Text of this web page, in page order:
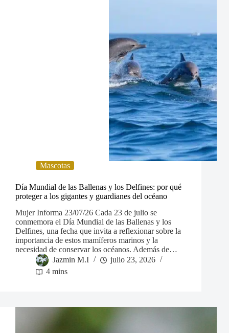
Mascotas
Día Mundial de las Ballenas y los Delfines: por qué
proteger a los gigantes y guardianes del océano
Mujer Informa 23/07/26 Cada 23 de julio se
conmemora el Día Mundial de las Ballenas y los
Delfines, una fecha que invita a reflexionar sobre la
importancia de estos mamíferos marinos y la
necesidad de conservar los océanos. Además de…
Jazmin M.I
julio 23, 2026
4 mins